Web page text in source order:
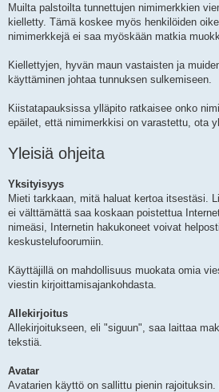
Muilta palstoilta tunnettujen nimimerkkien
kielletty. Tämä koskee myös henkilöiden
nimimerkkejä ei saa myöskään matkia
Kiellettyjen, hyvän maun vastaisten ja
käyttäminen johtaa tunnuksen sulkemiseen.
Kiistatapauksissa ylläpito ratkaisee onko
epäilet, että nimimerkkisi on varastettu, ota
Yleisiä ohjeita
Yksityisyys
Mieti tarkkaan, mitä haluat kertoa itsestäsi.
ei välttämättä saa koskaan poistettua
nimeäsi, Internetin hakukoneet voivat
keskustelufoorumiin.
Käyttäjillä on mahdollisuus muokata omia
viestin kirjoittamisajankohdasta.
Allekirjoitus
Allekirjoitukseen, eli "siguun", saa laittaa
tekstiä.
Avatar
Avatarien käyttö on sallittu pienin rajoituksin.